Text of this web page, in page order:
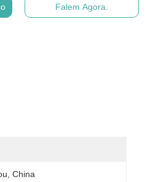
Falem Agora.
China